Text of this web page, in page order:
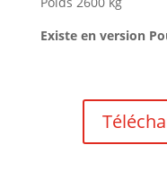
Existe en version